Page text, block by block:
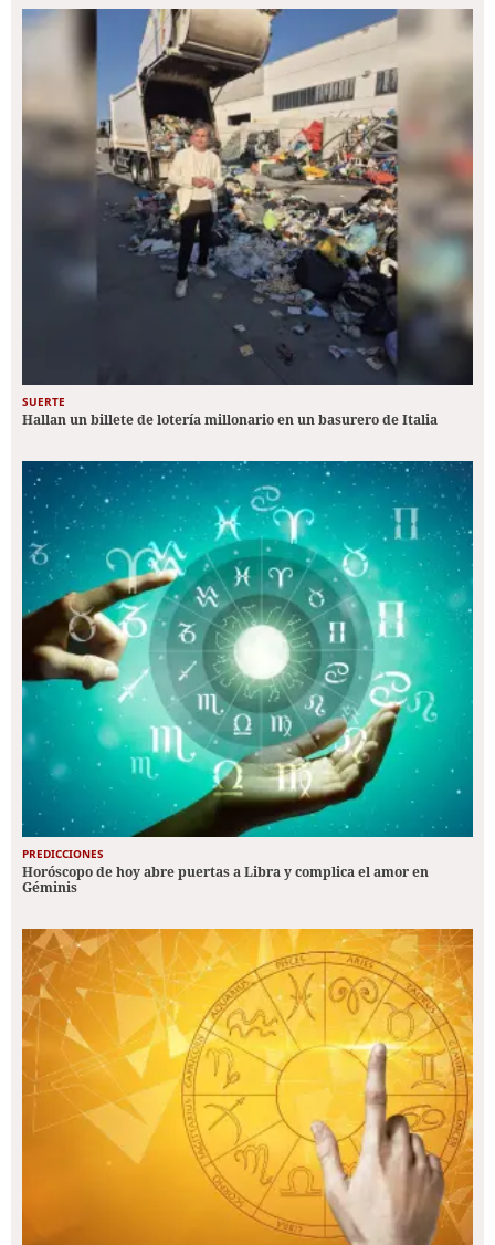
SUERTE
Hallan un billete de lotería millonario en un basurero de Italia
PREDICCIONES
Horóscopo de hoy abre puertas a Libra y complica el amor en
Géminis